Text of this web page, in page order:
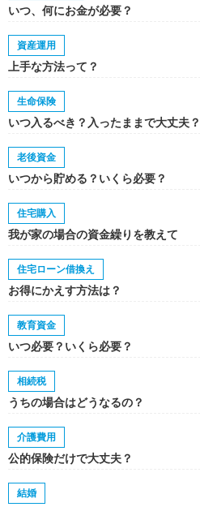
いつ、何にお金が必要？
資産運用
上手な方法って？
生命保険
いつ入るべき？入ったままで大丈夫？
老後資金
いつから貯める？いくら必要？
住宅購入
我が家の場合の資金繰りを教えて
住宅ローン借換え
お得にかえす方法は？
教育資金
いつ必要？いくら必要？
相続税
うちの場合はどうなるの？
介護費用
公的保険だけで大丈夫？
結婚